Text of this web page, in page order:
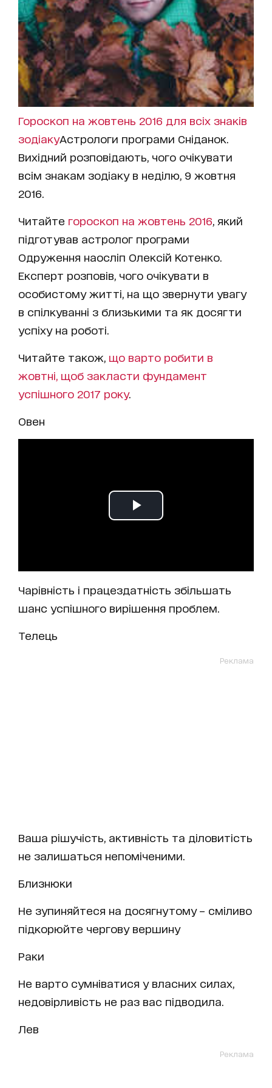
Гороскоп на жовтень 2016 для всіх знаків
зодіакуАстрологи програми Сніданок.
Вихідний розповідають, чого очікувати
всім знакам зодіаку в неділю, 9 жовтня
2016.
Читайте гороскоп на жовтень 2016 , який
підготував астролог програми
Одруження наосліп Олексій Котенко.
Експерт розповів, чого очікувати в
особистому житті, на що звернути увагу
в спілкуванні з близькими та як досягти
успіху на роботі.
Читайте також, що варто робити в
жовтні, щоб закласти фундамент
успішного 2017 року.
Овен
Чарівність і працездатність збільшать
шанс успішного вирішення проблем.
Телець
Реклама
Ваша рішучість, активність та діловитість
не залишаться непоміченими.
Близнюки
Не зупиняйтеся на досягнутому – сміливо
підкорюйте чергову вершину
Раки
Не варто сумніватися у власних силах,
недовірливість не раз вас підводила.
Лев
Реклама